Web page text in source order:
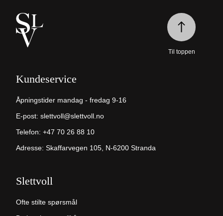
Kundeservice
Åpningstider mandag - fredag 9-16
E-post: slettvoll@slettvoll.no
Telefon: +47 70 26 88 10
Adresse: Skaffarvegen 105, N-6200 Stranda
Slettvoll
Ofte stilte spørsmål
Til toppen